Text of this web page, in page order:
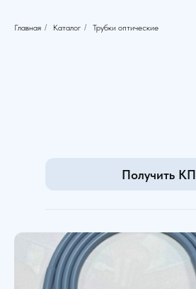
Главная / Каталог / Трубки оптические
Получить КП